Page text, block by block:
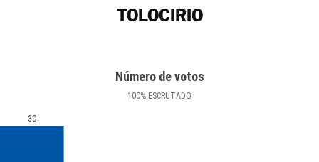
TOLOCIRIO
Número de votos
100% ESCRUTADO
30